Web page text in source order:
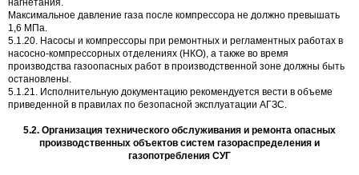
нагнетания.
Максимальное давление газа после компрессора не должно превышать
1,6 МПа.
5.1.20. Насосы и компрессоры при ремонтных и регламентных работах в
насосно-компрессорных отделениях (НКО), а также во время
производства газоопасных работ в производственной зоне должны быть
остановлены.
5.1.21. Исполнительную документацию рекомендуется вести в объеме
приведенной в правилах по безопасной эксплуатации АГЗС.
5.2. Организация технического обслуживания и ремонта опасных
производственных объектов систем газораспределения и
газопотребления СУГ